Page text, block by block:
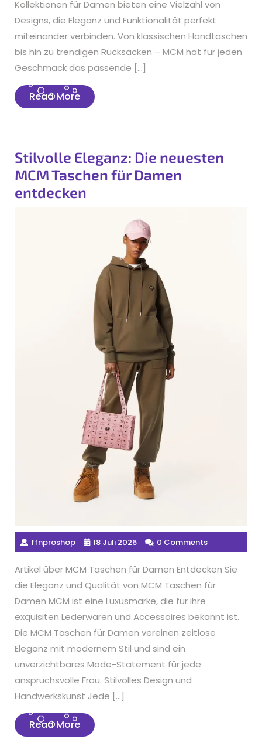
Kollektionen für Damen bieten eine Vielzahl von
Designs, die Eleganz und Funktionalität perfekt
miteinander verbinden. Von klassischen Handtaschen
bis hin zu trendigen Rucksäcken – MCM hat für jeden
Geschmack das passende […]
Read MoreRead
More
Stilvolle Eleganz: Die neuesten
MCM Taschen für Damen
entdecken
ffnproshop 18 Juli 2026 0 Comments
Artikel über MCM Taschen für Damen Entdecken Sie
die Eleganz und Qualität von MCM Taschen für
Damen MCM ist eine Luxusmarke, die für ihre
exquisiten Lederwaren und Accessoires bekannt ist.
Die MCM Taschen für Damen vereinen zeitlose
Eleganz mit modernem Stil und sind ein
unverzichtbares Mode-Statement für jede
anspruchsvolle Frau. Stilvolles Design und
Handwerkskunst Jede […]
Read MoreRead
More